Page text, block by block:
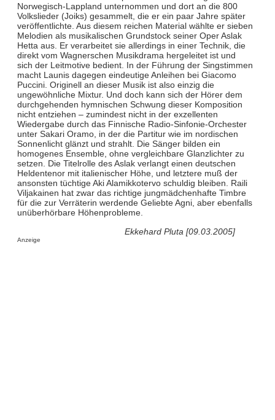
Norwegisch-Lappland unternommen und dort an die 800
Volkslieder (Joiks) gesammelt, die er ein paar Jahre später
veröffentlichte. Aus diesem reichen Material wählte er sieben
Melodien als musikalischen Grundstock seiner Oper Aslak
Hetta aus. Er verarbeitet sie allerdings in einer Technik, die
direkt vom Wagnerschen Musikdrama hergeleitet ist und
sich der Leitmotive bedient. In der Führung der Singstimmen
macht Launis dagegen eindeutige Anleihen bei Giacomo
Puccini. Originell an dieser Musik ist also einzig die
ungewöhnliche Mixtur. Und doch kann sich der Hörer dem
durchgehenden hymnischen Schwung dieser Komposition
nicht entziehen – zumindest nicht in der exzellenten
Wiedergabe durch das Finnische Radio-Sinfonie-Orchester
unter Sakari Oramo, in der die Partitur wie im nordischen
Sonnenlicht glänzt und strahlt. Die Sänger bilden ein
homogenes Ensemble, ohne vergleichbare Glanzlichter zu
setzen. Die Titelrolle des Aslak verlangt einen deutschen
Heldentenor mit italienischer Höhe, und letztere muß der
ansonsten tüchtige Aki Alamikkotervo schuldig bleiben. Raili
Viljakainen hat zwar das richtige jungmädchenhafte Timbre
für die zur Verräterin werdende Geliebte Agni, aber ebenfalls
unüberhörbare Höhenprobleme.
Ekkehard Pluta [09.03.2005]
Anzeige